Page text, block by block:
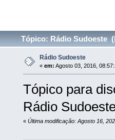
Tópico: Rádio Sudoeste
Rádio Sudoeste
« em: Agosto 03, 2016,
Tópico para
Rádio
« Última modificação: Agosto 16,